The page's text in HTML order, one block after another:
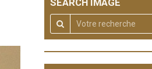
SEARCH IMAGE